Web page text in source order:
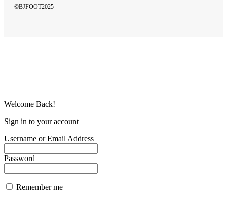
©BJFOOT2025
Welcome Back!
Sign in to your account
Username or Email Address
Password
Remember me